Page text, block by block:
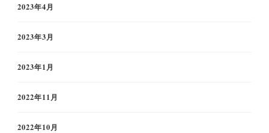
2023年4月
2023年3月
2023年1月
2022年11月
2022年10月